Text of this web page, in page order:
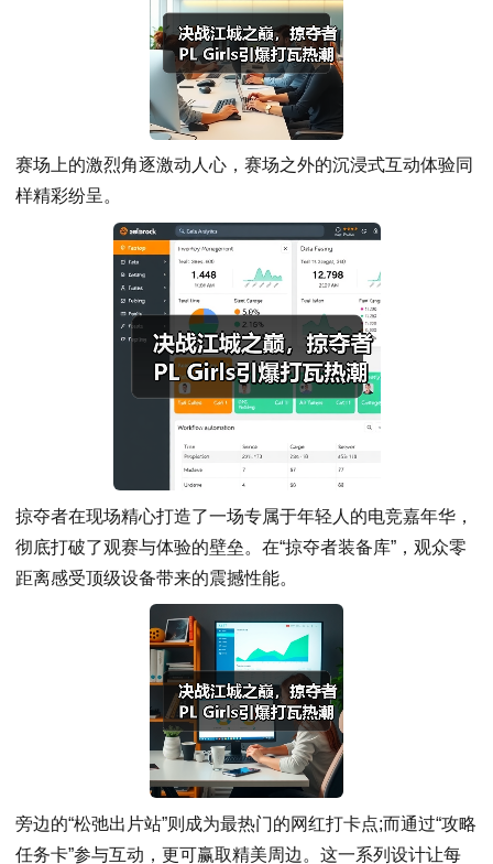
赛场上的激烈角逐激动人心，赛场之外的沉浸式互动体验同
样精彩纷呈。
掠夺者在现场精心打造了一场专属于年轻人的电竞嘉年华，
彻底打破了观赛与体验的壁垒。在“掠夺者装备库”，观众零
距离感受顶级设备带来的震撼性能。
旁边的“松弛出片站”则成为最热门的网红打卡点;而通过“攻略
任务卡”参与互动，更可赢取精美周边。这一系列设计让每